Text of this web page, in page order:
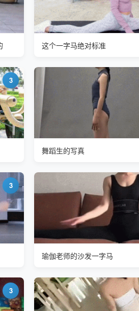
这个一字马绝对标准
3
舞蹈生的写真
3
瑜伽老师的沙发一字马
3